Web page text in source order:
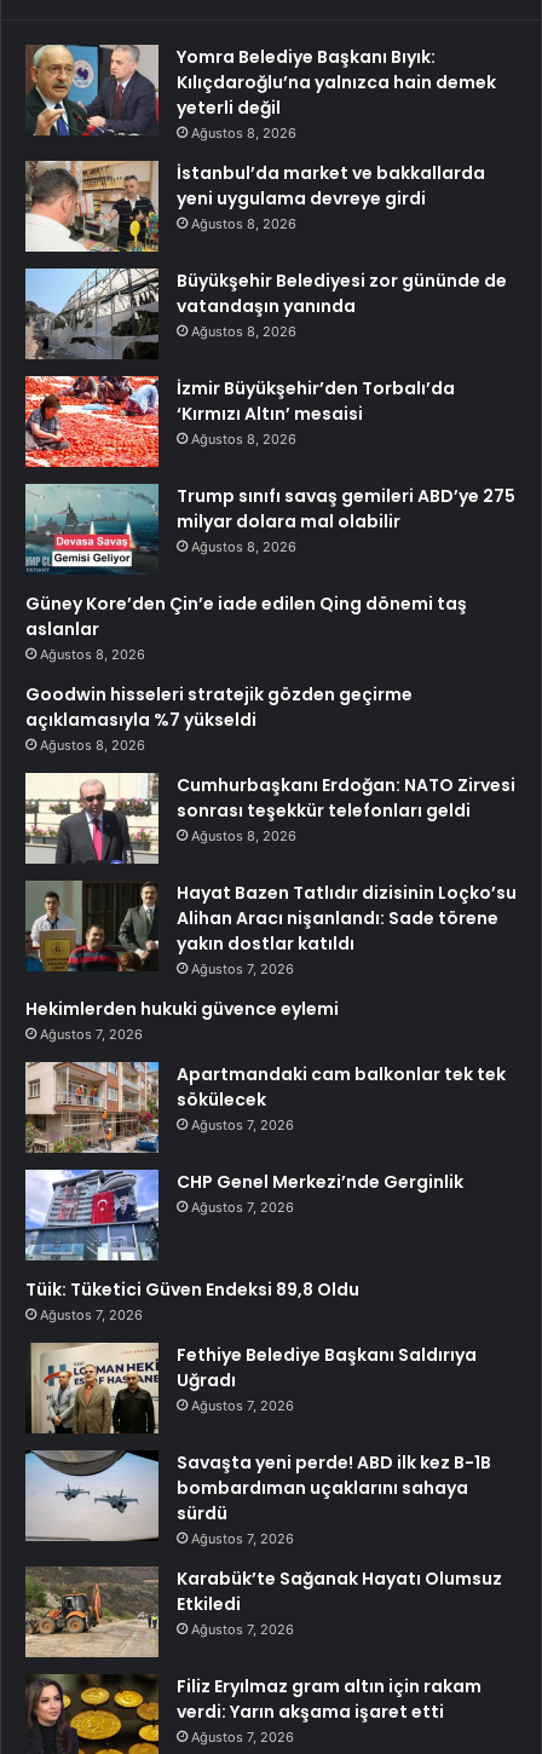
Yomra Belediye Başkanı Bıyık:
Kılıçdaroğlu’na yalnızca hain demek
yeterli değil
Ağustos 8, 2026
İstanbul’da market ve bakkallarda
yeni uygulama devreye girdi
Ağustos 8, 2026
Büyükşehir Belediyesi zor gününde de
vatandaşın yanında
Ağustos 8, 2026
İzmir Büyükşehir’den Torbalı’da
‘Kırmızı Altın’ mesaisi
Ağustos 8, 2026
Trump sınıfı savaş gemileri ABD’ye 275
milyar dolara mal olabilir
Ağustos 8, 2026
Güney Kore’den Çin’e iade edilen Qing dönemi taş
aslanlar
Ağustos 8, 2026
Goodwin hisseleri stratejik gözden geçirme
açıklamasıyla %7 yükseldi
Ağustos 8, 2026
Cumhurbaşkanı Erdoğan: NATO Zirvesi
sonrası teşekkür telefonları geldi
Ağustos 8, 2026
Hayat Bazen Tatlıdır dizisinin Loçko’su
Alihan Aracı nişanlandı: Sade törene
yakın dostlar katıldı
Ağustos 7, 2026
Hekimlerden hukuki güvence eylemi
Ağustos 7, 2026
Apartmandaki cam balkonlar tek tek
sökülecek
Ağustos 7, 2026
CHP Genel Merkezi’nde Gerginlik
Ağustos 7, 2026
Tüik: Tüketici Güven Endeksi 89,8 Oldu
Ağustos 7, 2026
Fethiye Belediye Başkanı Saldırıya
Uğradı
Ağustos 7, 2026
Savaşta yeni perde! ABD ilk kez B-1B
bombardıman uçaklarını sahaya
sürdü
Ağustos 7, 2026
Karabük’te Sağanak Hayatı Olumsuz
Etkiledi
Ağustos 7, 2026
Filiz Eryılmaz gram altın için rakam
verdi: Yarın akşama işaret etti
Ağustos 7, 2026